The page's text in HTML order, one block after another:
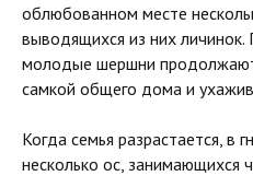
облюбованном месте
выводящихся из них личинок.
молодые шершни продолжают
самкой общего дома и
Когда семья разрастается, в
несколько ос, занимающихся